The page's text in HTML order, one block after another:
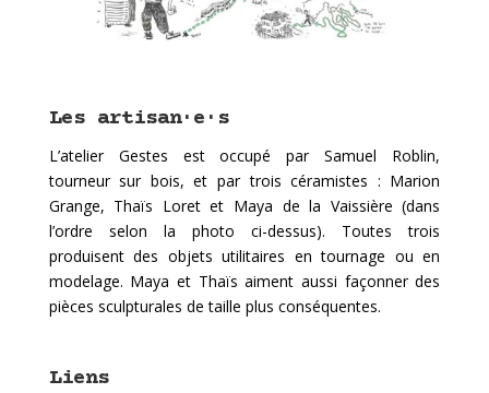
Les artisan·e·s
L’atelier Gestes est occupé par Samuel Roblin,
tourneur sur bois, et par trois céramistes : Marion
Grange, Thaïs Loret et Maya de la Vaissière (dans
l’ordre selon la photo ci-dessus). Toutes trois
produisent des objets utilitaires en tournage ou en
modelage. Maya et Thaïs aiment aussi façonner des
pièces sculpturales de taille plus conséquentes.
Liens